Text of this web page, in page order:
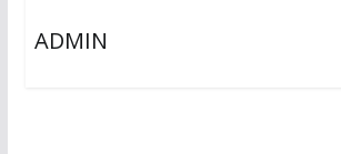
ADMIN